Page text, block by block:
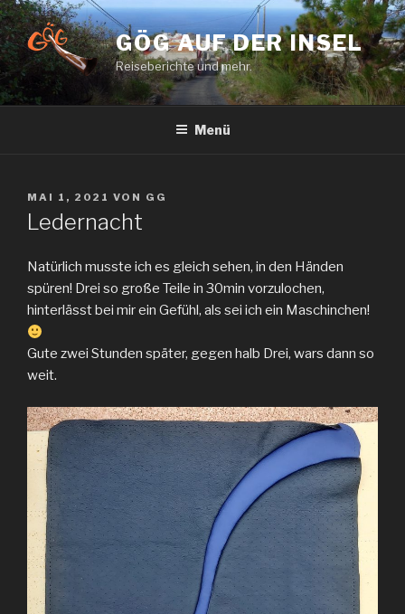
Zum
Inhalt
springen
GÖG AUF DER INSEL
Reiseberichte und mehr.
Menü
VERÖFFENTLICHT
AM
MAI 1, 2021 VON GG
Ledernacht
Natürlich musste ich es gleich sehen, in den Händen
spüren! Drei so große Teile in 30min vorzulochen,
hinterlässt bei mir ein Gefühl, als sei ich ein Maschinchen!
Gute zwei Stunden später, gegen halb Drei, wars dann so
weit.